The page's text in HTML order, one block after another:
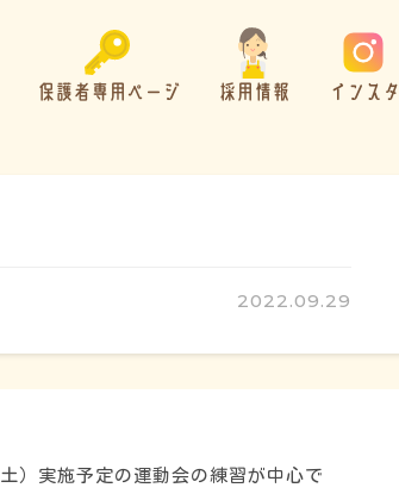
保護者専用ページ 採用情報 インスタ
2022.09.29
）実施予定の運動会の練習が中心で